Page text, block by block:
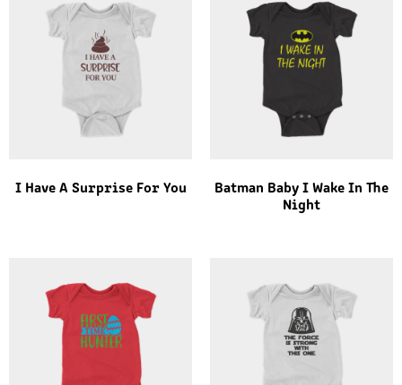
I Have A Surprise For You
Batman Baby I Wake In The
Night